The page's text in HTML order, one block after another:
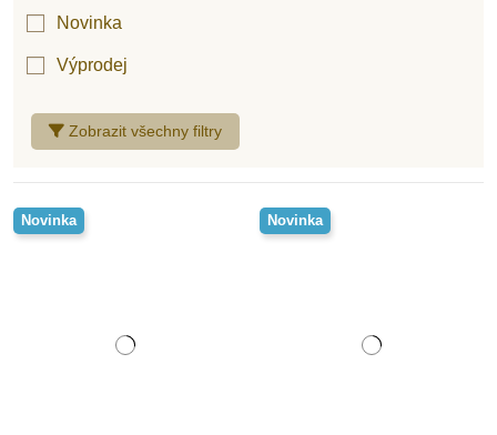
Zobrazit všechny filtry
Novinka
Výprodej
Novinka Novinka